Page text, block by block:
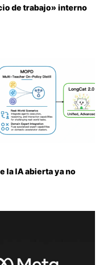
de trabajo» interno
la IA abierta ya no